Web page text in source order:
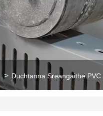
Duchtanna Sreangaithe PVC